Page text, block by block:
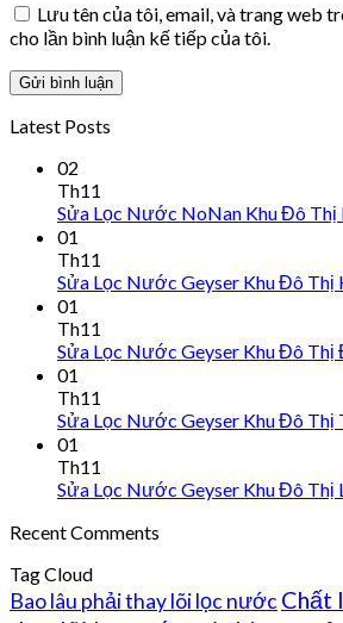
Lưu tên của tôi, email, và trang web
cho lần bình luận kế tiếp của tôi.
Latest Posts
02
Th11
Sửa Lọc Nước NoNan Khu Đô Thị
01
Th11
Sửa Lọc Nước Geyser Khu Đô Thị
01
Th11
Sửa Lọc Nước Geyser Khu Đô Thị
01
Th11
Sửa Lọc Nước Geyser Khu Đô Thị
01
Th11
Sửa Lọc Nước Geyser Khu Đô Thị
Recent Comments
Tag Cloud
Bao lâu phải thay lõi lọc nước Chất